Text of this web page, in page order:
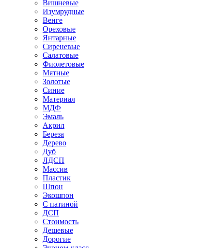
Вишневые
Изумрудные
Венге
Ореховые
Янтарные
Сиреневые
Салатовые
Фиолетовые
Мятные
Золотые
Синие
Материал
МДФ
Эмаль
Акрил
Береза
Дерево
Дуб
ЛДСП
Массив
Пластик
Шпон
Экошпон
С патиной
ДСП
Стоимость
Дешевые
Дорогие